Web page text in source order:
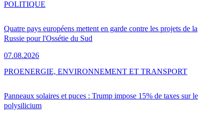
Quatre pays européens mettent en garde contre les projets de la
Russie pour l'Ossétie du Sud
07.08.2026
POLITIQUE
Panneaux solaires et puces : Trump impose 15% de taxes sur le
polysilicium
PROENERGIE, ENVIRONNEMENT ET TRANSPORT